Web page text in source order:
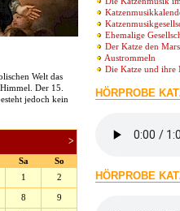
Welt das
Der 15.
jedoch kein
>
Sa
So
1 2
8 9
Ehemalige
Der Katze den
Austrommeln
Die Katze und ihre
HÖRPROBE
HÖRPROBE